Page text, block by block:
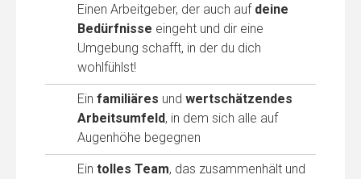
Einen Arbeitgeber, der auch auf deine
Bedürfnisse eingeht und dir eine
Umgebung schafft, in der du dich
wohlfühlst!
Ein familiäres und wertschätzendes
Arbeitsumfeld, in dem sich alle auf
Augenhöhe begegnen
Ein tolles Team, das zusammenhält und